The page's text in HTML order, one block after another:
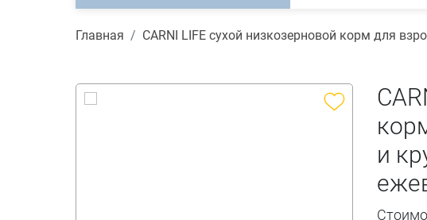
Главная CARNI LIFE сухой низкозерновой корм для
и